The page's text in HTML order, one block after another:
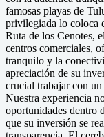
famosas playas de
privilegiada lo coloca
Ruta de los Cenotes,
centros comerciales,
tranquilo y la
apreciación de su
crucial trabajar con
Nuestra experiencia
oportunidades dentro
que su inversión se